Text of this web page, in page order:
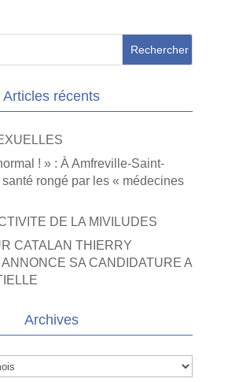
Articles récents
! » : À Amfreville-Saint-
rongé par les « médecines
DE LA MIVILUDES
CATALAN THIERRY
SA CANDIDATURE A
Archives